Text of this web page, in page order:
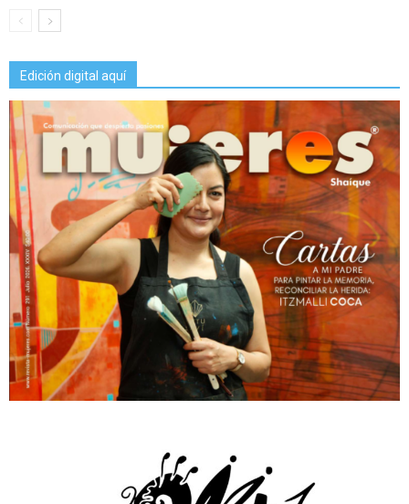
Edición digital aquí